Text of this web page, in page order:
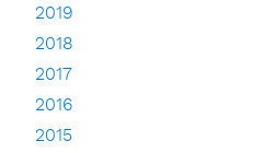
2019
2018
2017
2016
2015